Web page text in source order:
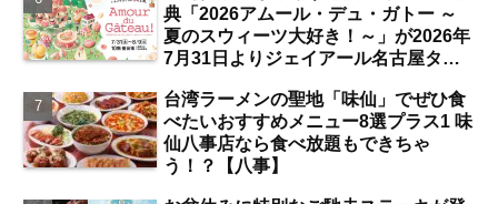
根】
典「2026アムール・デュ・ガトー ～
夏のスウィーツ大好き！～」が2026年
7月31日よりジェイアール名古屋タカ
【名古屋駅】
台湾ラーメンの聖地「味仙」でぜひ食
べたいおすすめメニュー8選プラス1 味
仙八事店なら食べ放題もできちゃ
う！？【八事】